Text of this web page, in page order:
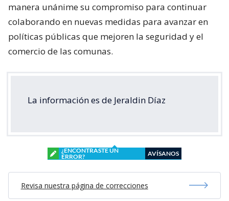
manera unánime su compromiso para continuar
colaborando en nuevas medidas para avanzar en
políticas públicas que mejoren la seguridad y el
comercio de las comunas.
La información es de Jeraldin Díaz
¿ENCONTRASTE UN
ERROR?
AVÍSANOS
Revisa nuestra página de correcciones